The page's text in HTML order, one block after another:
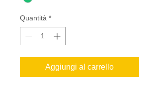
Quantità *
Aggiungi al carrello